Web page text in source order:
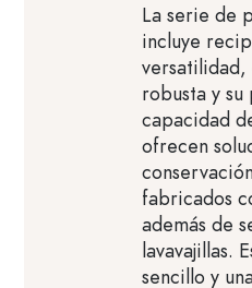
La serie de
incluye
versatilidad,
robusta y
capacidad
ofrecen
fabricados
además de
lavavajillas.
sencillo y